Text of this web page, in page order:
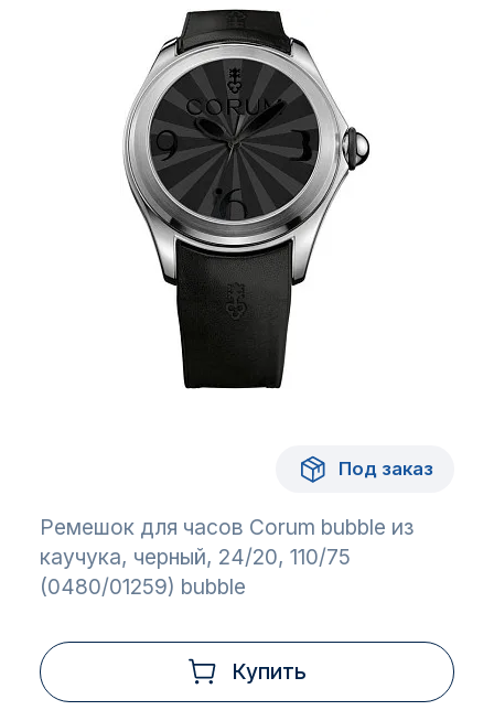
Под заказ
Ремешок для часов Corum bubble из
каучука, черный, 24/20, 110/75
(0480/01259) bubble
Купить